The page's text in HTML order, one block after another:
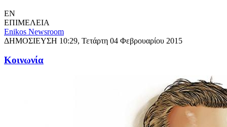
EN
ΕΠΙΜΕΛΕΙΑ
Enikos Newsroom
ΔΗΜΟΣΙΕΥΣΗ 10:29, Τετάρτη 04 Φεβρουαρίου 2015
Κοινωνία